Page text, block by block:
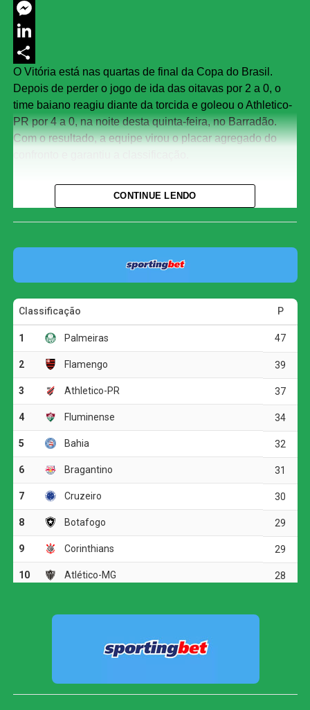
Twitter
Messenger
LinkedIn
Share
O Vitória está nas quartas de final da Copa do Brasil.
Depois de perder o jogo de ida das oitavas por 2 a 0, o
time baiano reagiu diante da torcida e goleou o Athletico-
PR por 4 a 0, na noite desta quinta-feira, no Barradão.
Com o resultado, a equipe virou o placar agregado do
Renê foi o destaque da partida ao marcar duas vezes.
Erick e Marinho completaram a goleada do Vitória.
conhecido em sorteio realizado pela Confederação
Brasileira de Futebol (CBF) na próxima terça-feira, às 11h
(de Brasília), na sede da entidade, no Rio de Janeiro.
Além dos confrontos das quartas de final, o sorteio
também definirá os mandos de campo.
O jogo
O Vitória precisou de apenas dez minutos para abrir o
placar. Baralhas recebeu a bola próximo à meia-lua e
finalizou colocado. O goleiro Santos não conseguiu
Renê aproveitou o rebote e empurrou para as redes.
O Athletico-PR tentou responder aos 15 minutos.
Mendoza acionou Viveros, que avançou pela esquerda e
cruzou rasteiro para Gilberto. O atacante chegou batendo
de primeira, mas mandou por cima. Dois minutos depois,
Viveros recebeu novamente em boa posição, desta vez
pelo lado direito, e finalizou acima do gol defendido por
Lucas Arcanjo.
Athletico-PR bate o Vitória por 2 a 0 e abre
mas Santos defendeu sem dificuldade. Já nos
CONTINUE LENDO